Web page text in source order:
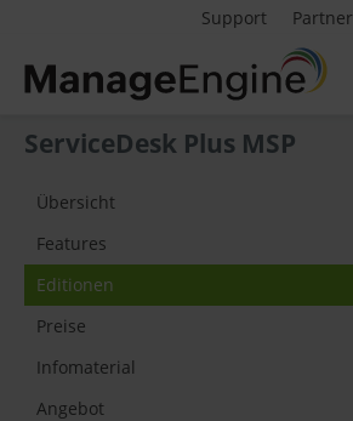
Support Partner
ServiceDesk Plus MSP
Übersicht
Features
Editionen
Preise
Infomaterial
Angebot